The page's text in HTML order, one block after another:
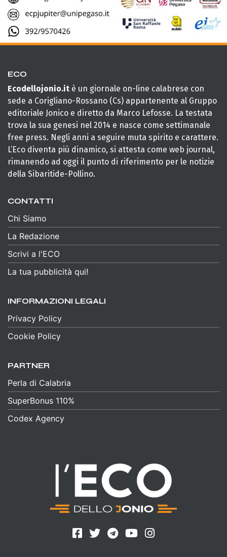
ECO
Ecodellojonio.it è un giornale on-line calabrese con
sede a Corigliano-Rossano (Cs) appartenente al Gruppo
editoriale Jonico e diretto da Marco Lefosse. La testata
trova la sua genesi nel 2014 e nasce come settimanale
free press. Negli anni a seguire muta spirito e carattere.
L’Eco diventa più dinamico, si attesta come web journal,
rimanendo ad oggi il punto di riferimento per le notizie
della Sibaritide-Pollino.
CONTATTI
Chi Siamo
La Redazione
Scrivi a l'ECO
La tua pubblicità qui!
INFORMAZIONI LEGALI
Privacy Policy
Cookie Policy
PARTNER
Perla di Calabria
SuperBonus 110%
Codex Agency